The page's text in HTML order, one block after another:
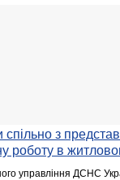
спільно з
роботу в
управління ДСНС